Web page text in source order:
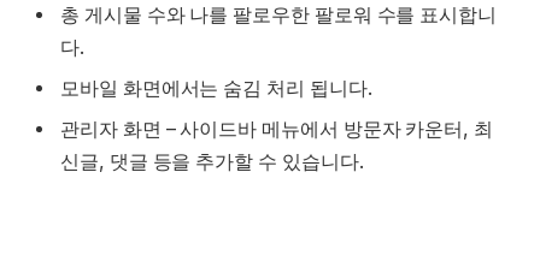
총 게시물 수와 나를 팔로우한 팔로워 수를 표시합니
다.
모바일 화면에서는 숨김 처리 됩니다.
관리자 화면 – 사이드바 메뉴에서 방문자 카운터, 최
신글, 댓글 등을 추가할 수 있습니다.